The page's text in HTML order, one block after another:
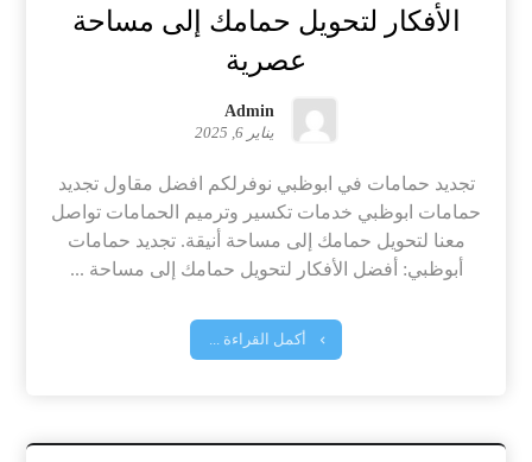
الأفكار لتحويل حمامك إلى مساحة
عصرية
Admin
يناير 6, 2025
تجديد حمامات في ابوظبي نوفرلكم افضل مقاول تجديد
حمامات ابوظبي خدمات تكسير وترميم الحمامات تواصل
معنا لتحويل حمامك إلى مساحة أنيقة. تجديد حمامات
أبوظبي: أفضل الأفكار لتحويل حمامك إلى مساحة ...
أكمل القراءة ...